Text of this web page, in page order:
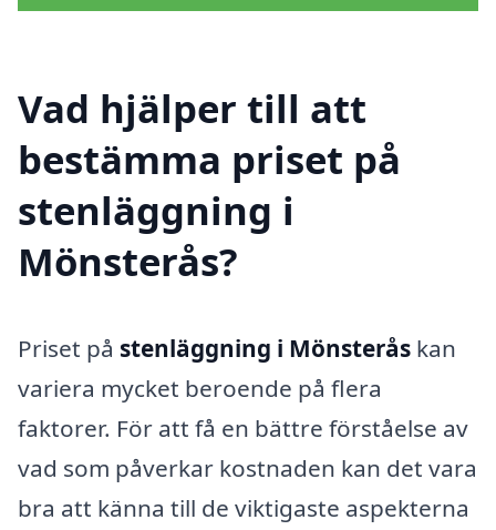
Vad hjälper till att
bestämma priset på
stenläggning i
Mönsterås?
Priset på stenläggning i Mönsterås kan
variera mycket beroende på flera
faktorer. För att få en bättre förståelse av
vad som påverkar kostnaden kan det vara
bra att känna till de viktigaste aspekterna